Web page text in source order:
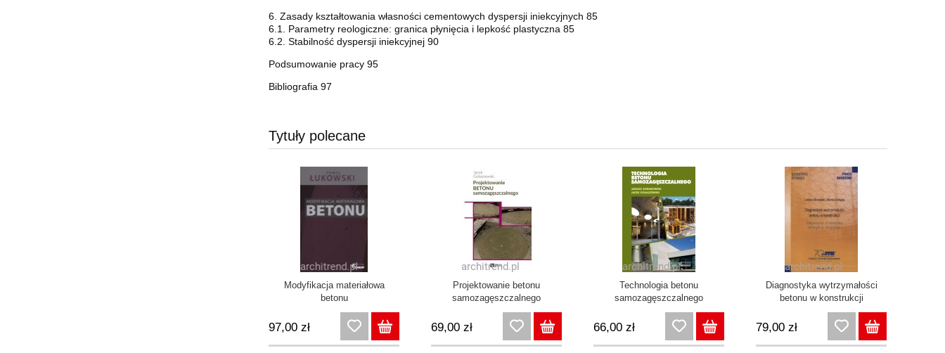
6. Zasady kształtowania własności cementowych dyspersji iniekcyjnych 85
6.1. Parametry reologiczne: granica płynięcia i lepkość plastyczna 85
6.2. Stabilność dyspersji iniekcyjnej 90
Podsumowanie pracy 95
Bibliografia 97
Tytuły polecane
Modyfikacja materiałowa
betonu
97,00 zł
Projektowanie betonu
samozagęszczalnego
69,00 zł
Technologia betonu
samozagęszczalnego
66,00 zł
Diagnostyka wytrzymałości
betonu w konstrukcji
79,00 zł